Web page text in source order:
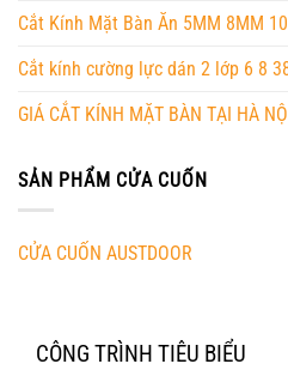
Cắt Kính Mặt Bàn Ăn 5MM 8MM
Cắt kính cường lực dán 2 lớp 6 8
GIÁ CẮT KÍNH MẶT BÀN TẠI HÀ
SẢN PHẨM CỬA CUỐN
CỬA CUỐN AUSTDOOR
CÔNG TRÌNH TIÊU BIỂU